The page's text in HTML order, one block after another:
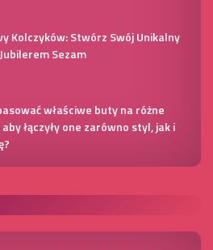
Kolczyków: Stwórz Swój Unikalny
Sezam
właściwe buty na różne
łączyły one zarówno styl, jak i